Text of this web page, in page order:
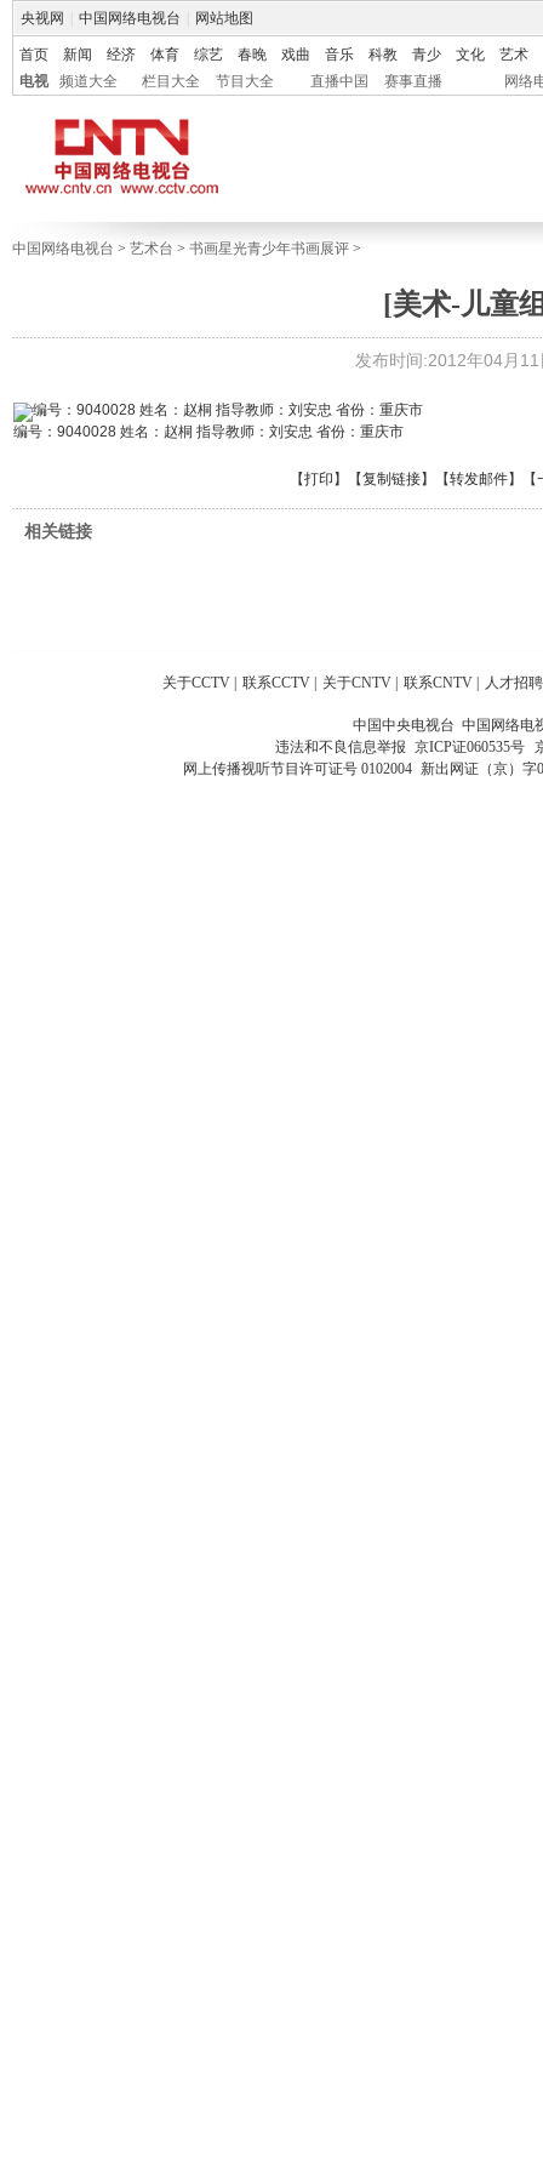
央视网 中国网络电视台 网站地图
首页 新闻 经济 体育 综艺 春晚 戏曲 音乐 科教 青少 文化
艺术
电视
频道大全 栏目大全 节目大全 直播中国 赛事直播 网络
中国网络电视台 > 艺术台 > 书画星光青少年书画展评 >
[美术-儿童
发布时间:2012年04月
编号：9040028 姓名：赵桐 指导教师：刘安忠 省份：重庆市
【打印 】【复制链接】【转发邮件】
相关链接
关于CCTV 联系CCTV 关于CNTV 联系CNTV 人才招聘
中国中央电视台 中国网络电
违法和不良信息举报 京ICP证060535号
网上传播视听节目许可证号 0102004 新出网证（京）